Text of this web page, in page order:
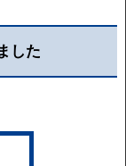
した